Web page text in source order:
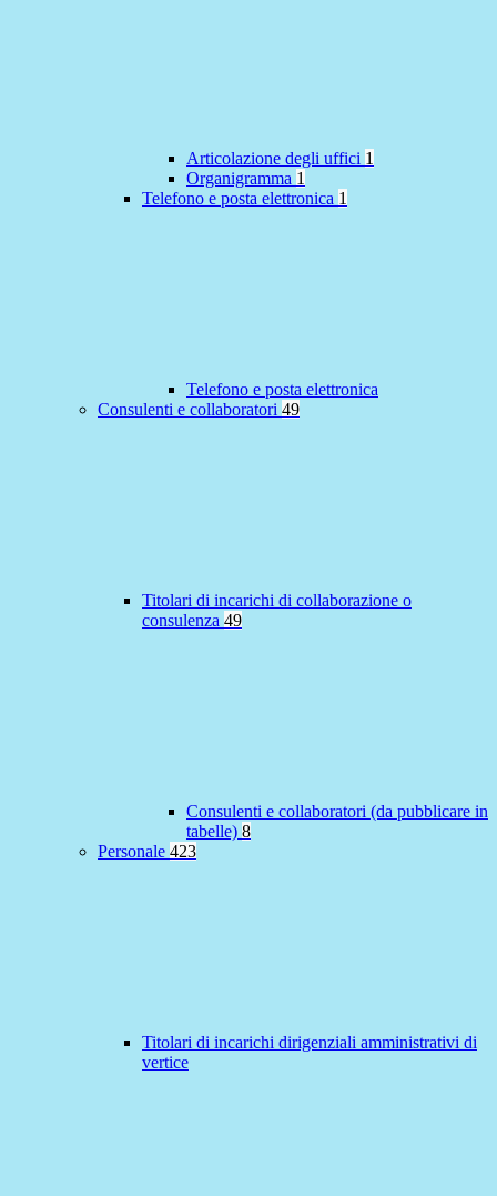
Articolazione degli uffici 1
Organigramma 1
Telefono e posta elettronica 1
Telefono e posta elettronica
Consulenti e collaboratori 49
Titolari di incarichi di collaborazione o
consulenza 49
Consulenti e collaboratori (da pubblicare in
tabelle) 8
Personale 423
Titolari di incarichi dirigenziali amministrativi di
vertice